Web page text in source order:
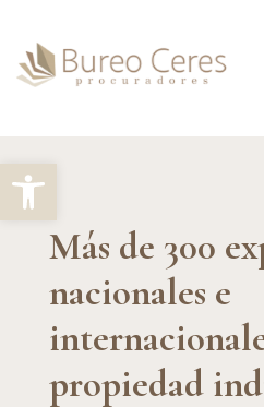
Abrir barra de herramientas
Más de 300
nacionales e
propiedad